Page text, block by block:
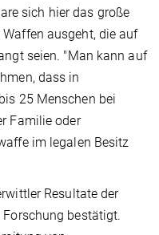
sich hier das große
ausgeht, die auf
seien. "Man kann auf
dass in
25 Menschen bei
Familie oder
im legalen Besitz
Resultate der
bestätigt.